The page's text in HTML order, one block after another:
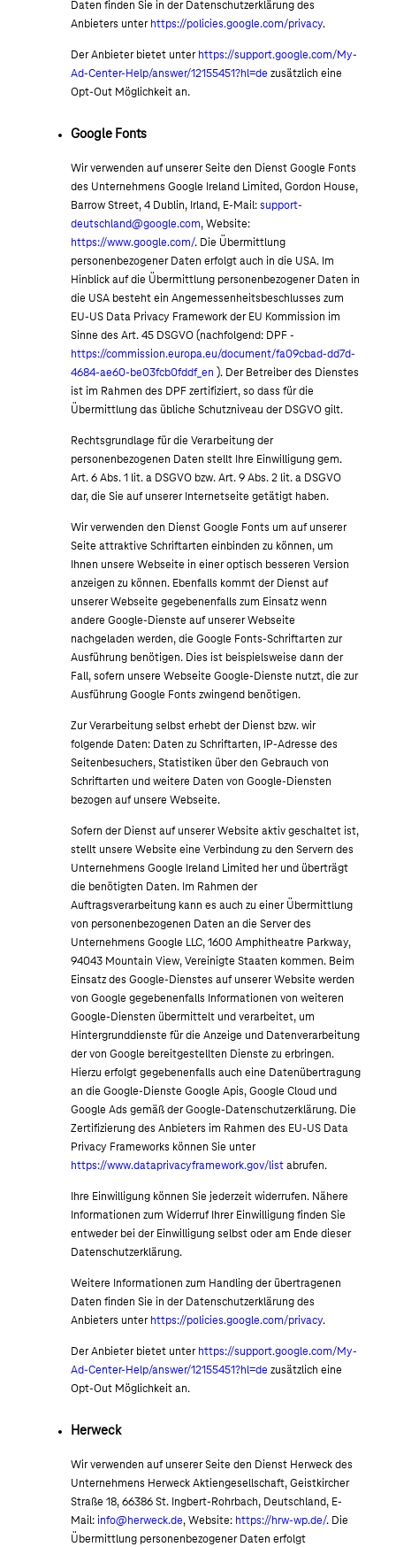
Daten finden Sie in der Datenschutzerklärung des
Anbieters unter https://policies.google.com/privacy.
Der Anbieter bietet unter https://support.google.com/My-
Ad-Center-Help/answer/12155451?hl=de zusätzlich eine
Opt-Out Möglichkeit an.
Google Fonts
Wir verwenden auf unserer Seite den Dienst Google Fonts
des Unternehmens Google Ireland Limited, Gordon House,
Barrow Street, 4 Dublin, Irland, E-Mail: support-
deutschland@google.com, Website:
https://www.google.com/. Die Übermittlung
personenbezogener Daten erfolgt auch in die USA. Im
Hinblick auf die Übermittlung personenbezogener Daten in
die USA besteht ein Angemessenheitsbeschlusses zum
EU-US Data Privacy Framework der EU Kommission im
Sinne des Art. 45 DSGVO (nachfolgend: DPF -
https://commission.europa.eu/document/fa09cbad-dd7d-
4684-ae60-be03fcb0fddf_en ). Der Betreiber des Dienstes
ist im Rahmen des DPF zertifiziert, so dass für die
Übermittlung das übliche Schutzniveau der DSGVO gilt.
Rechtsgrundlage für die Verarbeitung der
personenbezogenen Daten stellt Ihre Einwilligung gem.
Art. 6 Abs. 1 lit. a DSGVO bzw. Art. 9 Abs. 2 lit. a DSGVO
dar, die Sie auf unserer Internetseite getätigt haben.
Wir verwenden den Dienst Google Fonts um auf unserer
Seite attraktive Schriftarten einbinden zu können, um
Ihnen unsere Webseite in einer optisch besseren Version
anzeigen zu können. Ebenfalls kommt der Dienst auf
unserer Webseite gegebenenfalls zum Einsatz wenn
andere Google-Dienste auf unserer Webseite
nachgeladen werden, die Google Fonts-Schriftarten zur
Ausführung benötigen. Dies ist beispielsweise dann der
Fall, sofern unsere Webseite Google-Dienste nutzt, die zur
Ausführung Google Fonts zwingend benötigen.
Zur Verarbeitung selbst erhebt der Dienst bzw. wir
folgende Daten: Daten zu Schriftarten, IP-Adresse des
Seitenbesuchers, Statistiken über den Gebrauch von
Schriftarten und weitere Daten von Google-Diensten
bezogen auf unsere Webseite.
Sofern der Dienst auf unserer Website aktiv geschaltet ist,
stellt unsere Website eine Verbindung zu den Servern des
Unternehmens Google Ireland Limited her und überträgt
die benötigten Daten. Im Rahmen der
Auftragsverarbeitung kann es auch zu einer Übermittlung
von personenbezogenen Daten an die Server des
Unternehmens Google LLC, 1600 Amphitheatre Parkway,
94043 Mountain View, Vereinigte Staaten kommen. Beim
Einsatz des Google-Dienstes auf unserer Website werden
von Google gegebenenfalls Informationen von weiteren
Google-Diensten übermittelt und verarbeitet, um
Hintergrunddienste für die Anzeige und Datenverarbeitung
der von Google bereitgestellten Dienste zu erbringen.
Hierzu erfolgt gegebenenfalls auch eine Datenübertragung
an die Google-Dienste Google Apis, Google Cloud und
Google Ads gemäß der Google-Datenschutzerklärung. Die
Zertifizierung des Anbieters im Rahmen des EU-US Data
Privacy Frameworks können Sie unter
https://www.dataprivacyframework.gov/list abrufen.
Ihre Einwilligung können Sie jederzeit widerrufen. Nähere
Informationen zum Widerruf Ihrer Einwilligung finden Sie
entweder bei der Einwilligung selbst oder am Ende dieser
Datenschutzerklärung.
Weitere Informationen zum Handling der übertragenen
Daten finden Sie in der Datenschutzerklärung des
Anbieters unter https://policies.google.com/privacy.
Der Anbieter bietet unter https://support.google.com/My-
Ad-Center-Help/answer/12155451?hl=de zusätzlich eine
Opt-Out Möglichkeit an.
Herweck
Wir verwenden auf unserer Seite den Dienst Herweck des
Unternehmens Herweck Aktiengesellschaft, Geistkircher
Straße 18, 66386 St. Ingbert-Rohrbach, Deutschland, E-
Mail: info@herweck.de, Website: https://hrw-wp.de/. Die
Übermittlung personenbezogener Daten erfolgt